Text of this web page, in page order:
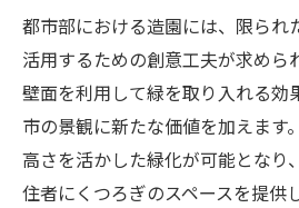
都市部における造園には、限られ
活用するための創意工夫が求めら
壁面を利用して緑を取り入れる効
市の景観に新たな価値を加えます
高さを活かした緑化が可能となり
住者にくつろぎのスペースを提供